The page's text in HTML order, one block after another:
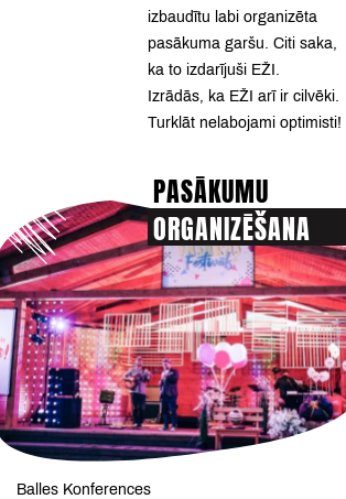
izbaudītu labi organizēta
pasākuma garšu. Citi saka,
ka to izdarījuši EŽI.
Izrādās, ka EŽI arī ir cilvēki.
Turklāt nelabojami optimisti!
PASĀKUMU
ORGANIZĒŠANA
Balles Konferences